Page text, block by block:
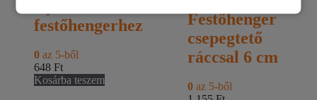
festőhengerhez
0 az 5-ből
648 Ft
Kosárba teszem
Festőhenger
csepegtető
ráccsal 6 cm
0 az 5-ből